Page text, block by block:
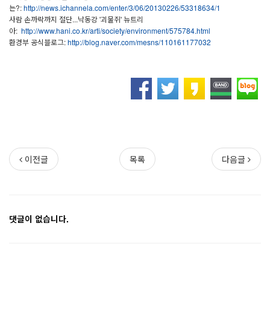
는?:http://news.ichannela.com/enter/3/06/20130226/53318634/1
사람 손까락까지 절단...낙동강 '괴물쥐' 뉴트리
아: http://www.hani.co.kr/arti/society/environment/575784.html
환경부 공식블로그:http://blog.naver.com/mesns/110161177032
이전글 목록 다음글
댓글이 없습니다.